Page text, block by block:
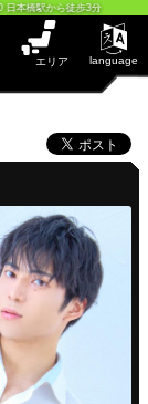
徒歩3分
店
エリア language